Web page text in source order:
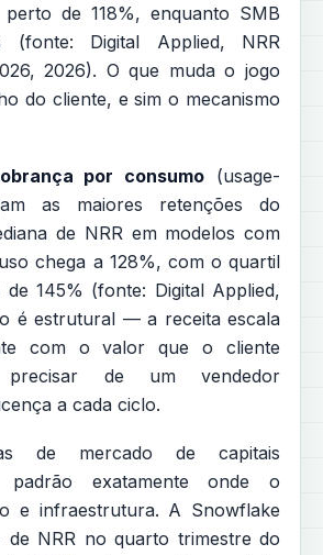
de 118%, enquanto SMB
Digital Applied, NRR
2026). O que muda o jogo
do cliente, e sim o mecanismo
por consumo (usage-
as maiores retenções do
de NRR em modelos com
chega a 128%, com o quartil
145% (fonte: Digital Applied,
é estrutural — a receita escala
com o valor que o cliente
de um vendedor
a cada ciclo.
de mercado de capitais
exatamente onde o
e infraestrutura. A Snowflake
de NRR no quarto trimestre do